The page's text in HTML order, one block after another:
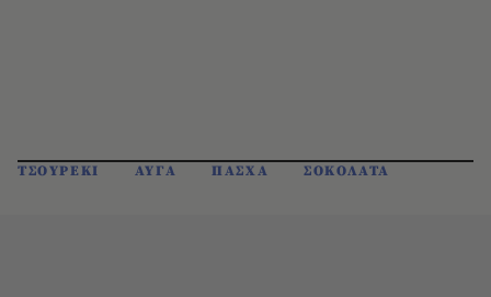
ΤΣΟΥΡΕΚΙ ΑΥΓΑ ΠΑΣΧΑ ΣΟΚΟΛΑΤΑ